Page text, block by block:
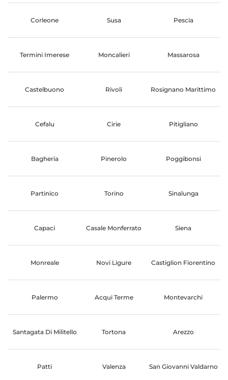
Corleone Susa Pescia
Termini Imerese Moncalieri Massarosa
Castelbuono Rivoli Rosignano Marittimo
Cefalu Cirie Pitigliano
Bagheria Pinerolo Poggibonsi
Partinico Torino Sinalunga
Capaci Casale Monferrato Siena
Monreale Novi Ligure Castiglion Fiorentino
Palermo Acqui Terme Montevarchi
Santagata Di Militello Tortona Arezzo
Patti Valenza San Giovanni Valdarno